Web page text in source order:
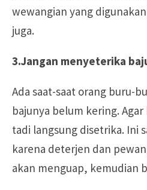
wewangian yang
juga.
3.Jangan menyeterika
Ada saat-saat orang buru-
bajunya belum kering.
tadi langsung disetrika. Ini
karena deterjen dan
akan menguap, kemudian